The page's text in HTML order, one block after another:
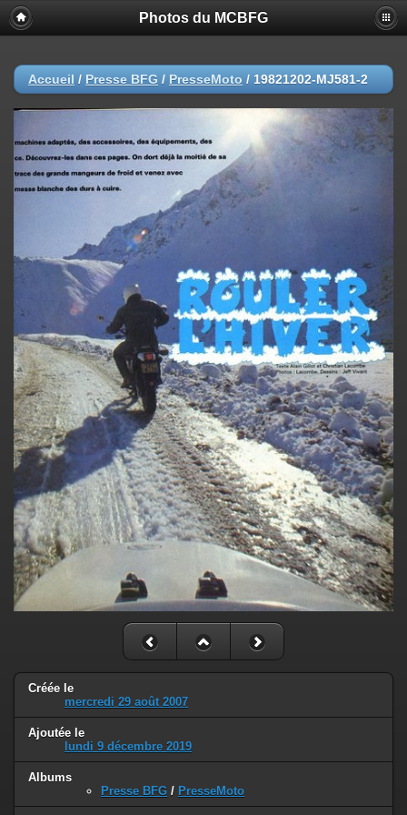
Photos du MCBFG
Accueil / Presse BFG / PresseMoto / 19821202-MJ581-2
Créée le
mercredi 29 août 2007
Ajoutée le
lundi 9 décembre 2019
Albums
Presse BFG / PresseMoto